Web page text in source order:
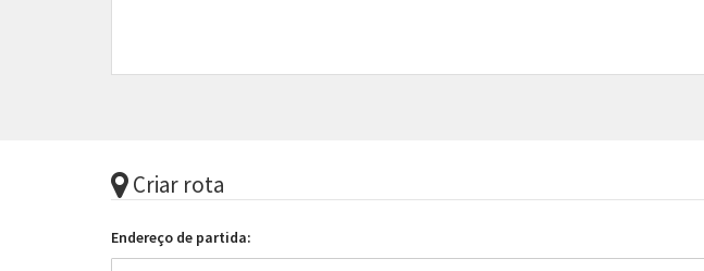
Criar rota
Endereço de partida: